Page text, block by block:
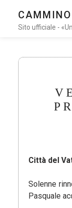
Sito ufficiale -
Città del
Solenne
Pasquale